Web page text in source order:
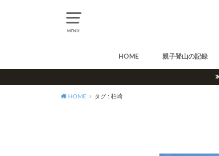
MENU
HOME 親子登山の記録
HOME タグ : 柏崎